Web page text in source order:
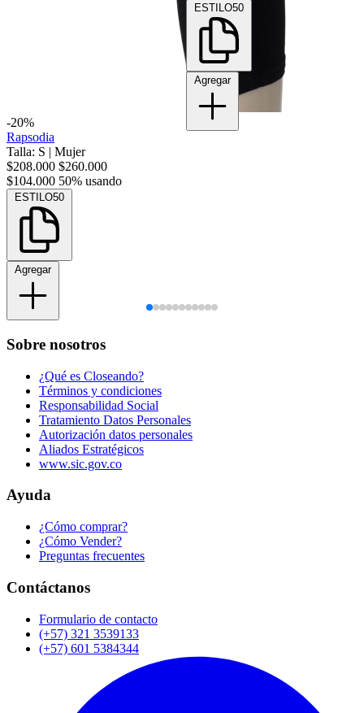
-20%
Rapsodia
Talla: S | Mujer
$208.000 $260.000
$104.000 50% usando
ESTILO50
Agregar
ESTILO50
Agregar
Sobre nosotros
¿Qué es Closeando?
Términos y condiciones
Responsabilidad Social
Tratamiento Datos Personales
Autorización datos personales
Aliados Estratégicos
www.sic.gov.co
Ayuda
¿Cómo comprar?
¿Cómo Vender?
Preguntas frecuentes
Contáctanos
Formulario de contacto
(+57) 321 3539133
(+57) 601 5384344